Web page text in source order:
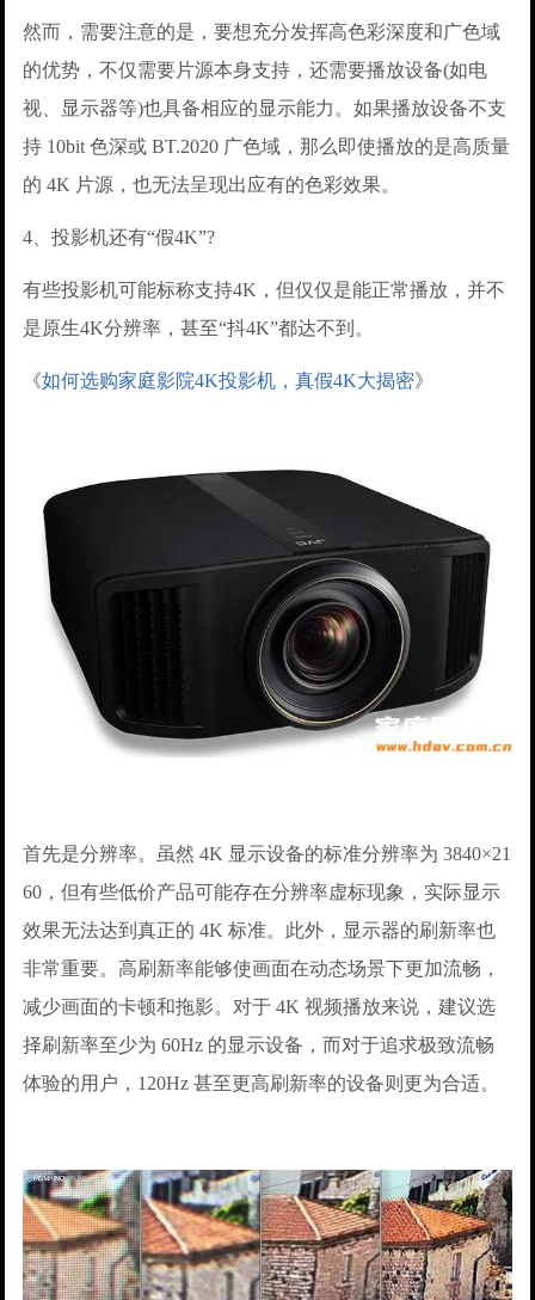
然而，需要注意的是，要想充分发挥高色彩深度和广色域
的优势，不仅需要片源本身支持，还需要播放设备(如电
视、显示器等)也具备相应的显示能力。如果播放设备不支
持 10bit 色深或 BT.2020 广色域，那么即使播放的是高质量
的 4K 片源，也无法呈现出应有的色彩效果。
4、投影机还有“假4K”?
有些投影机可能标称支持4K，但仅仅是能正常播放，并不
是原生4K分辨率，甚至“抖4K”都达不到。
《如何选购家庭影院4K投影机，真假4K大揭密》
首先是分辨率。虽然 4K 显示设备的标准分辨率为 3840×21
60，但有些低价产品可能存在分辨率虚标现象，实际显示
效果无法达到真正的 4K 标准。此外，显示器的刷新率也
非常重要。高刷新率能够使画面在动态场景下更加流畅，
减少画面的卡顿和拖影。对于 4K 视频播放来说，建议选
择刷新率至少为 60Hz 的显示设备，而对于追求极致流畅
体验的用户，120Hz 甚至更高刷新率的设备则更为合适。